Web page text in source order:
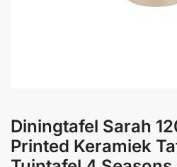
Diningtafel Sarah
Printed Keramiek